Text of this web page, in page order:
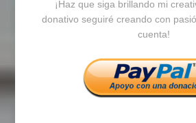
en en en
¡Haz que siga brillando mi
donativo seguiré creando con
cuenta!